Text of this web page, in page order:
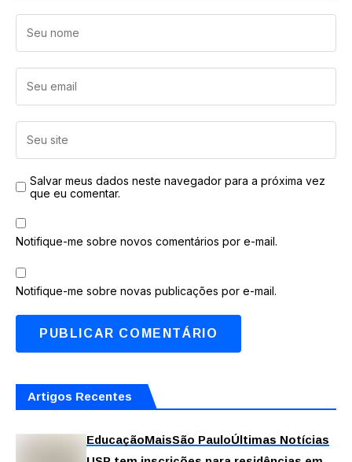
Salvar meus dados neste navegador para a próxima vez
que eu comentar.
Notifique-me sobre novos comentários por e-mail.
Notifique-me sobre novas publicações por e-mail.
Artigos Recentes
EducaçãoMaisSão PauloÚltimas Notícias